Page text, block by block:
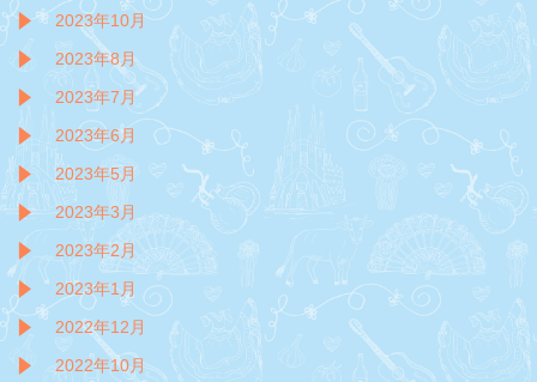
2023年10月
2023年8月
2023年7月
2023年6月
2023年5月
2023年3月
2023年2月
2023年1月
2022年12月
2022年10月